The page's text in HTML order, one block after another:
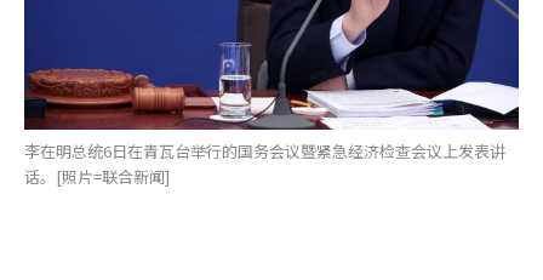
李在明总统6日在青瓦台举行的国务会议暨紧急经济检查会议上发表讲
话。[照片=联合新闻]